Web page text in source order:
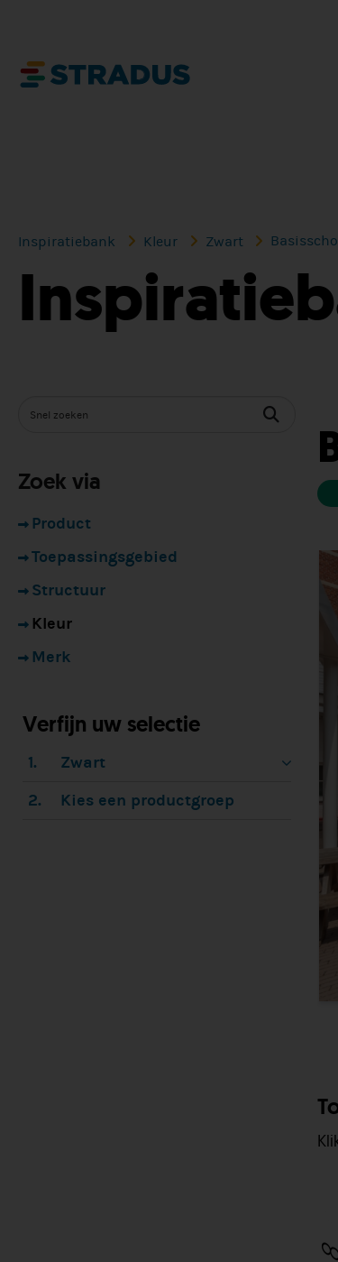
Inspiratiebank Kleur Zwart
Zoek via
Product
Toepassingsgebied
Structuur
Kleur
Merk
Verfijn uw selectie
1.
Zwart
2.
Kies een productgroep